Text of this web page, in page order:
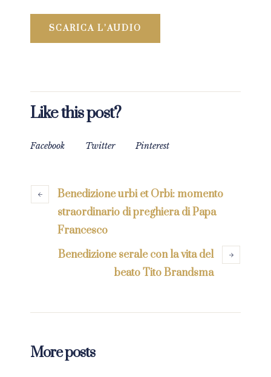
SCARICA L’AUDIO
Like this post?
Facebook Twitter Pinterest
Benedizione urbi et Orbi: momento
straordinario di preghiera di Papa
Francesco
Benedizione serale con la vita del
beato Tito Brandsma
More posts